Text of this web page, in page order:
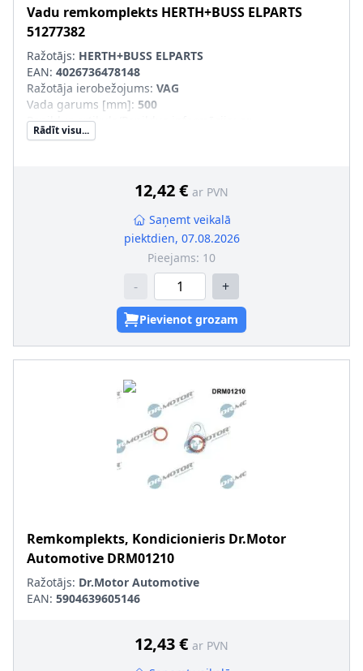
Vadu remkomplekts HERTH+BUSS ELPARTS
51277382
Ražotājs: HERTH+BUSS ELPARTS
EAN: 4026736478148
Ražotāja ierobežojums: VAG
Vada garums [mm]: 500
Papildus artikuls/Papildus informācija
kontaktligzdas korpusu, ar blīvēm
Ligzdas platums [mm]: 2,8
Nesatur SVHC vielas!
Spraudņa korpusa veids:Kontaktligzdas korpuss
Temperatūras diapazons no [°C]:-40
Temperatūras diapazons līdz [°C] :
Vada šķērsgriezums [mm²]:1,5
Silikons
Rādīt visu...
12,42 € ar PVN
Saņemt veikalā
piektdien, 07.08.2026
Pieejams: 10
- +
Pievienot grozam
Remkomplekts, Kondicionieris Dr.Motor
Automotive DRM01210
Ražotājs: Dr.Motor Automotive
EAN: 5904639605146
12,43 € ar PVN